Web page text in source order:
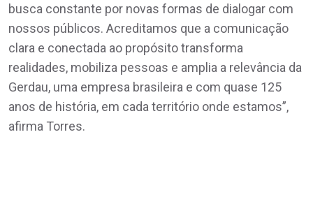
busca constante por novas formas de dialogar com
nossos públicos. Acreditamos que a comunicação
clara e conectada ao propósito transforma
realidades, mobiliza pessoas e amplia a relevância da
Gerdau, uma empresa brasileira e com quase 125
anos de história, em cada território onde estamos”,
afirma Torres.